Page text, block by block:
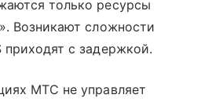
только ресурсы
Возникают сложности
приходят с задержкой.
МТС не управляет